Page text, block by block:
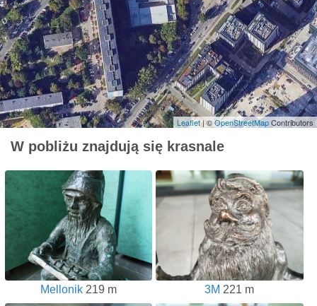
Leaflet| ©OpenStreetMapContributors
W pobliżu znajdują się krasnale
Mellonik 219 m 3M 221 m